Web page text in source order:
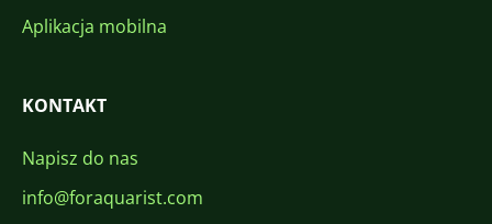
Aplikacja mobilna
KONTAKT
Napisz do nas
info@foraquarist.com